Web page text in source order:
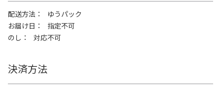
配送方法
ゆうパック
お届け日
指定不可
のし
対応不可
決済方法